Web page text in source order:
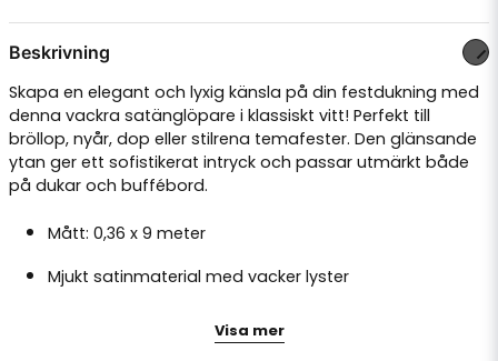
Beskrivning
Skapa en elegant och lyxig känsla på din festdukning med
denna vackra satänglöpare i klassiskt vitt! Perfekt till
bröllop, nyår, dop eller stilrena temafester. Den glänsande
ytan ger ett sofistikerat intryck och passar utmärkt både
på dukar och buffébord.
Mått: 0,36 x 9 meter
Mjukt satinmaterial med vacker lyster
Lätt att klippa till önskad längd
Visa mer